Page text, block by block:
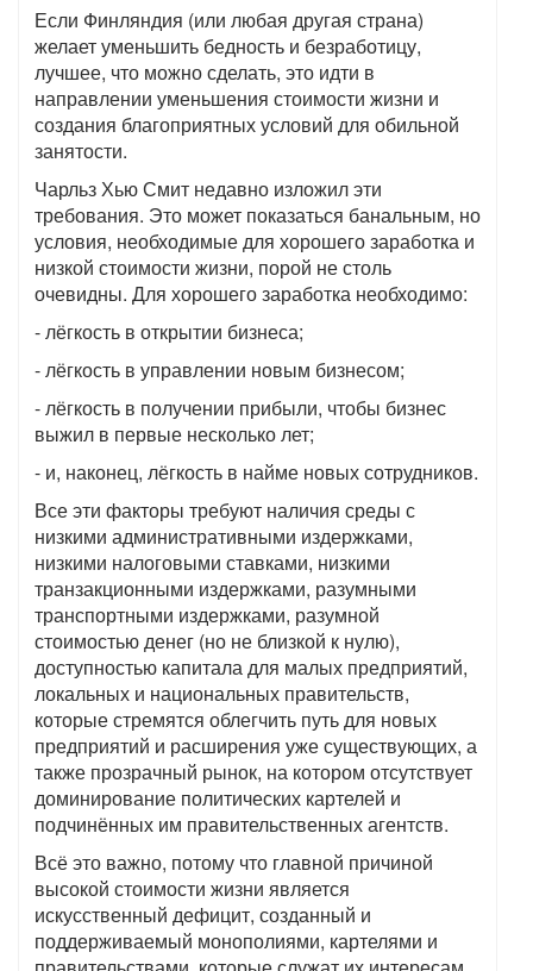
Если Финляндия (или любая другая страна)
желает уменьшить бедность и безработицу,
лучшее, что можно сделать, это идти в
направлении уменьшения стоимости жизни и
создания благоприятных условий для обильной
занятости.
Чарльз Хью Смит недавно изложил эти
требования. Это может показаться банальным, но
условия, необходимые для хорошего заработка и
низкой стоимости жизни, порой не столь
очевидны. Для хорошего заработка необходимо:
- лёгкость в открытии бизнеса;
- лёгкость в управлении новым бизнесом;
- лёгкость в получении прибыли, чтобы бизнес
выжил в первые несколько лет;
- и, наконец, лёгкость в найме новых сотрудников.
Все эти факторы требуют наличия среды с
низкими административными издержками,
низкими налоговыми ставками, низкими
транзакционными издержками, разумными
транспортными издержками, разумной
стоимостью денег (но не близкой к нулю),
доступностью капитала для малых предприятий,
локальных и национальных правительств,
которые стремятся облегчить путь для новых
предприятий и расширения уже существующих, а
также прозрачный рынок, на котором отсутствует
доминирование политических картелей и
подчинённых им правительственных агентств.
Всё это важно, потому что главной причиной
высокой стоимости жизни является
искусственный дефицит, созданный и
поддерживаемый монополиями, картелями и